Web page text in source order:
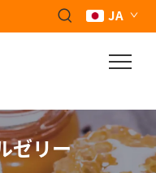
JA
ゼリー